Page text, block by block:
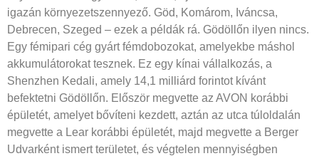
igazán környezetszennyező. Göd, Komárom, Iváncsa,
Debrecen, Szeged – ezek a példák rá. Gödöllőn ilyen nincs.
Egy fémipari cég gyárt fémdobozokat, amelyekbe máshol
akkumulátorokat tesznek. Ez egy kínai vállalkozás, a
Shenzhen Kedali, amely 14,1 milliárd forintot kívánt
befektetni Gödöllőn. Először megvette az AVON korábbi
épületét, amelyet bővíteni kezdett, aztán az utca túloldalán
megvette a Lear korábbi épületét, majd megvette a Berger
Udvarként ismert területet, és végtelen mennyiségben